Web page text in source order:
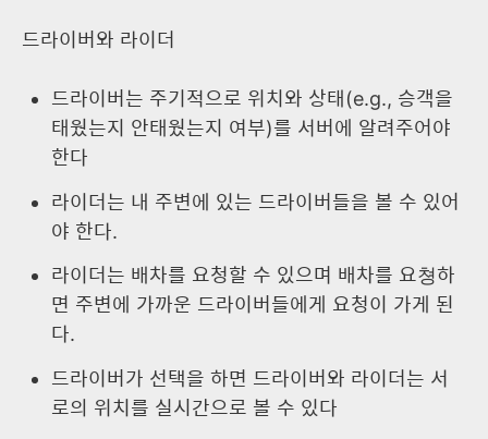
드라이버와 라이더
드라이버는 주기적으로 위치와 상태(e.g., 승객을
태웠는지 안태웠는지 여부)를 서버에 알려주어야
한다
라이더는 내 주변에 있는 드라이버들을 볼 수 있어
야 한다.
라이더는 배차를 요청할 수 있으며 배차를 요쳥하
면 주변에 가까운 드라이버들에게 요청이 가게 된
다.
드라이버가 선택을 하면 드라이버와 라이더는 서
로의 위치를 실시간으로 볼 수 있다